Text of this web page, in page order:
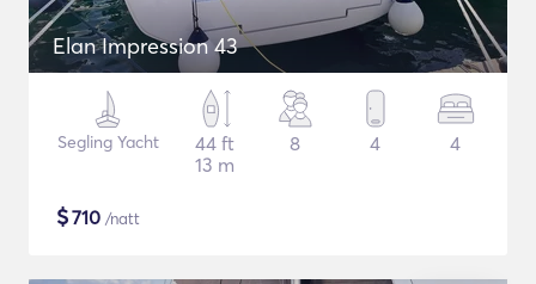
Elan Impression 43
Segling Yacht
44 ft
13 m
8 4 4
$710 /natt